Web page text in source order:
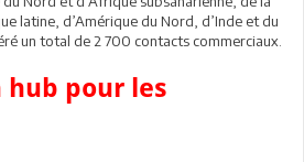
latine, d’Amérique du Nord, d’Inde et du
un total de 2 700 contacts commerciaux.
hub pour les